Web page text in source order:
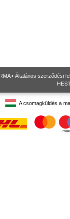
RMA• Általános szerződési
A csomagküldés a